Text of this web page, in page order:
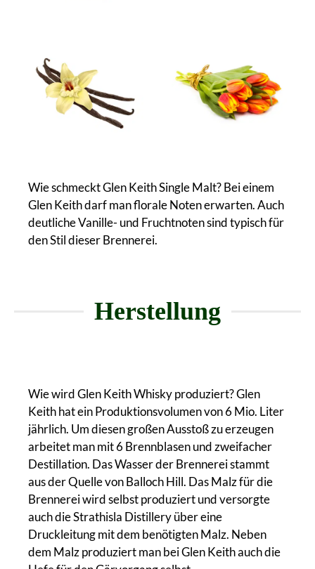
Wie schmeckt Glen Keith Single Malt? Bei einem
Glen Keith darf man florale Noten erwarten. Auch
deutliche Vanille- und Fruchtnoten sind typisch für
den Stil dieser Brennerei.
Herstellung
Wie wird Glen Keith Whisky produziert? Glen
Keith hat ein Produktionsvolumen von 6 Mio. Liter
jährlich. Um diesen großen Ausstoß zu erzeugen
arbeitet man mit 6 Brennblasen und zweifacher
Destillation. Das Wasser der Brennerei stammt
aus der Quelle von Balloch Hill. Das Malz für die
Brennerei wird selbst produziert und versorgte
auch die Strathisla Distillery über eine
Druckleitung mit dem benötigten Malz. Neben
dem Malz produziert man bei Glen Keith auch die